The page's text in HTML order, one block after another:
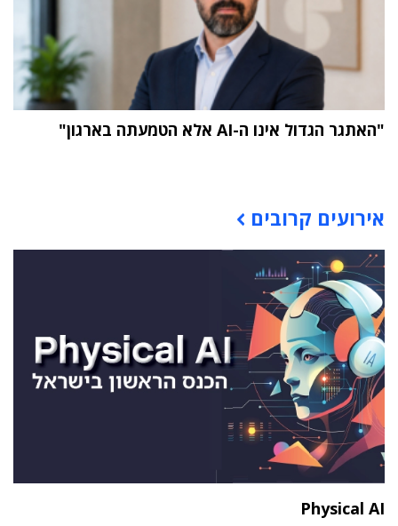
"האתגר הגדול אינו ה-AI אלא הטמעתה בארגון"
אירועים קרובים
Physical AI